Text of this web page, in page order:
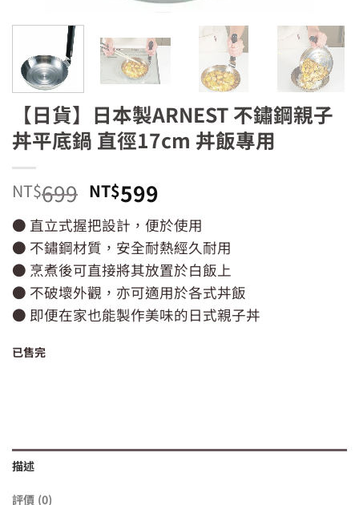
【日貨】日本製ARNEST 不鏽鋼親子
丼平底鍋 直徑17cm 丼飯專用
NT$699 原
始
價
格：
NT$699。
NT$599目
前
價
格：
NT$599。
● 直立式握把設計，便於使用
● 不鏽鋼材質，安全耐熱經久耐用
● 烹煮後可直接將其放置於白飯上
● 不破壞外觀，亦可適用於各式丼飯
● 即便在家也能製作美味的日式親子丼
已售完
描述
評價 (0)